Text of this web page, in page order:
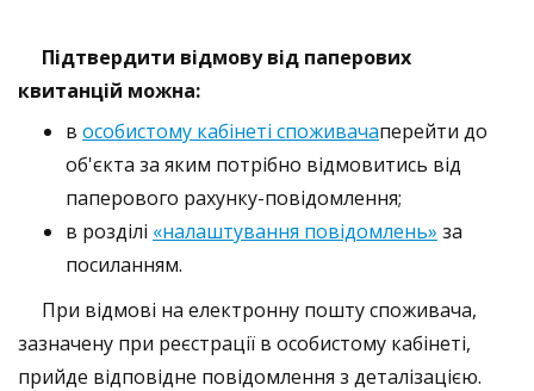
Підтвердити відмову від паперових
квитанцій можна:
в особистому кабінеті споживачаперейти до
об'єкта за яким потрібно відмовитись від
паперового рахунку-повідомлення;
в розділі «налаштування повідомлень» за
посиланням.
При відмові на електронну пошту споживача,
зазначену при реєстрації в особистому кабінеті,
прийде відповідне повідомлення з деталізацією.